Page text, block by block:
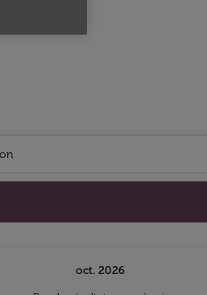
oct. 2026